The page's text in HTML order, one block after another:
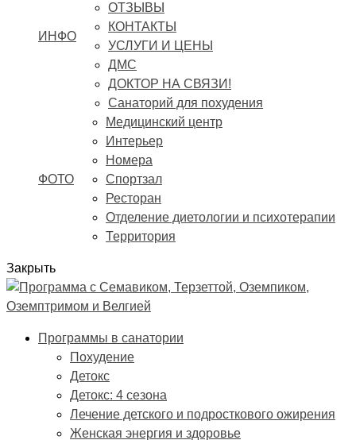
ИНФО
ОТЗЫВЫ
КОНТАКТЫ
УСЛУГИ И ЦЕНЫ
ДМС
ДОКТОР НА СВЯЗИ!
Санаторий для похудения
ФОТО
Медицинский центр
Интерьер
Номера
Спортзал
Ресторан
Отделение диетологии и психотерапии
Территория
Закрыть
Программы в санатории
Похудение
Детокс
Детокс: 4 сезона
Лечение детского и подросткового ожирения
Женская энергия и здоровье